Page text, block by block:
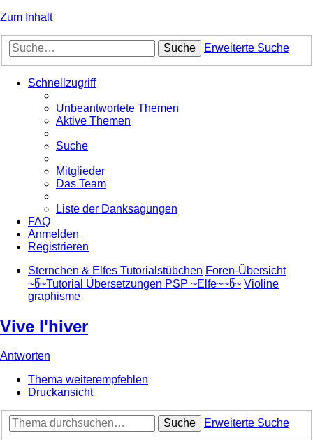
Zum Inhalt
Suche Erweiterte Suche
Schnellzugriff
Unbeantwortete Themen
Aktive Themen
Suche
Mitglieder
Das Team
Liste der Danksagungen
FAQ
Anmelden
Registrieren
Sternchen & Elfes Tutorialstübchen Foren-Übersicht
~წ~Tutorial Übersetzungen PSP ~Elfe~~წ~ Violine
graphisme
Vive l'hiver
Antworten
Thema weiterempfehlen
Druckansicht
Suche
Erweiterte Suche